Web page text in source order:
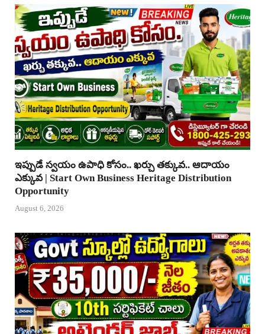
ఇప్పుడే స్వయం ఉపాధి కోసం.. ఖర్చు తక్కువ.. ఆదాయం
ఎక్కువ | Start Own Business Heritage Distribution
Opportunity
August 6, 2026